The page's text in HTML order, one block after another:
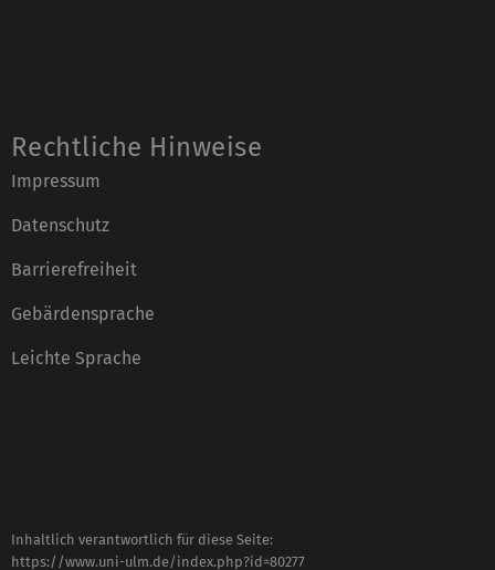
Rechtliche Hinweise
Impressum
Datenschutz
Barrierefreiheit
Gebärdensprache
Leichte Sprache
Inhaltlich verantwortlich für diese Seite:
https://www.uni-ulm.de/index.php?id=80277